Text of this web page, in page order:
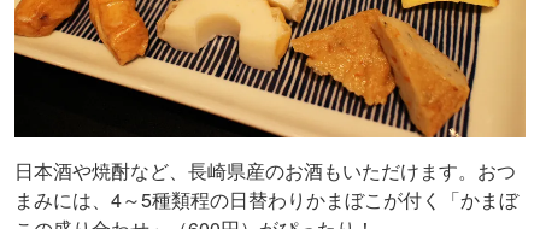
日本酒や焼酎など、長崎県産のお酒もいただけます。おつ
まみには、4～5種類程の日替わりかまぼこが付く「かまぼ